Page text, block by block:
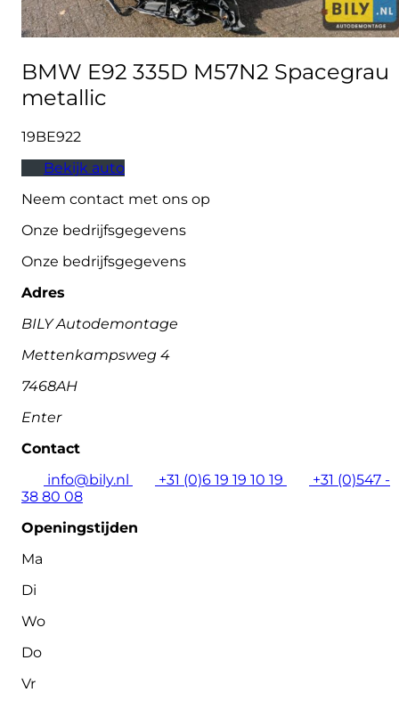
BMW E92 335D M57N2 Spacegrau
metallic
19BE922
Bekijk auto
Neem contact met ons op
Onze bedrijfsgegevens
Onze bedrijfsgegevens
Adres
BILY Autodemontage
Mettenkampsweg 4
7468AH
Enter
Contact
info@bily.nl
+31 (0)6 19 19 10 19
+31 (0)547 -
38 80 08
Openingstijden
Ma
Di
Wo
Do
Vr